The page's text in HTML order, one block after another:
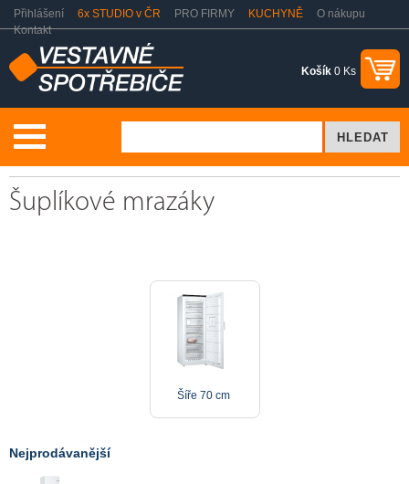
Přihlášení 6x STUDIO v ČR PRO FIRMY KUCHYNĚ
O nákupu
Kontakt
Košík 0 Ks
Šuplíkové mrazáky
Šíře 70 cm
Nejprodávanější